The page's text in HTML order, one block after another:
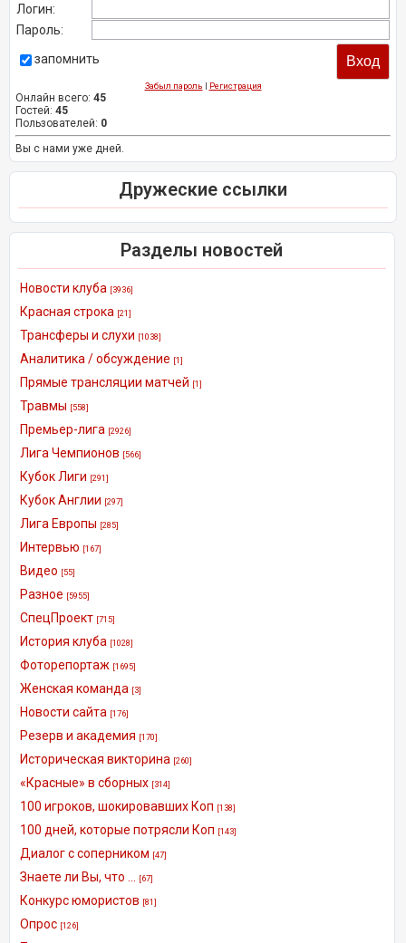
Логин:
Пароль:
запомнить
Забыл пароль | Регистрация
Онлайн всего: 45
Гостей: 45
Пользователей: 0
Вы с нами уже дней.
Дружеские ссылки
Разделы новостей
Новости клуба [3936]
Красная строка [21]
Трансферы и слухи [1038]
Аналитика / обсуждение [1]
Прямые трансляции матчей [1]
Травмы [558]
Премьер-лига [2926]
Лига Чемпионов [566]
Кубок Лиги [291]
Кубок Англии [297]
Лига Европы [285]
Интервью [167]
Видео [55]
Разное [5955]
СпецПроект [715]
История клуба [1028]
Фоторепортаж [1695]
Женская команда [3]
Новости сайта [176]
Резерв и академия [170]
Историческая викторина [260]
«Красные» в сборных [314]
100 игроков, шокировавших Коп [138]
100 дней, которые потрясли Коп [143]
Диалог с соперником [47]
Знаете ли Вы, что ... [67]
Конкурс юмористов [81]
Опрос [126]